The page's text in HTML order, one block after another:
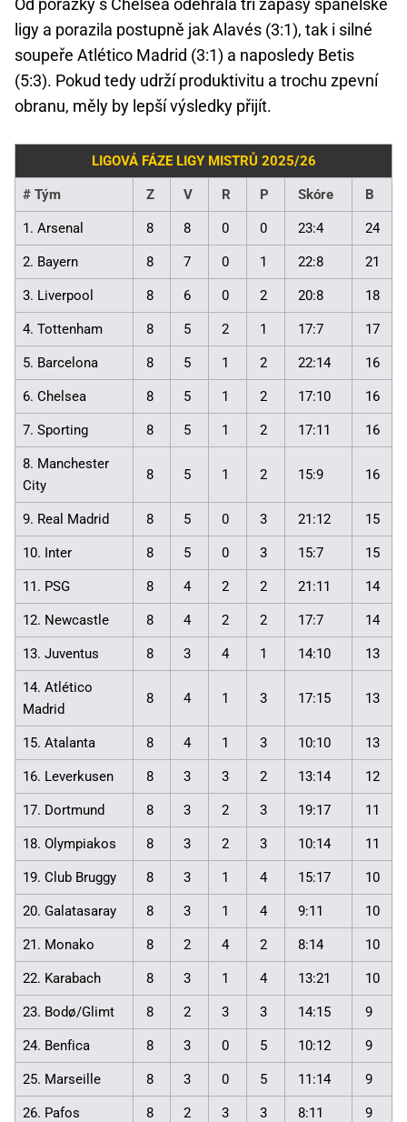
Od porážky s Chelsea odehrála tři zápasy španělské
ligy a porazila postupně jak Alavés (3:1), tak i silné
soupeře Atlético Madrid (3:1) a naposledy Betis
(5:3). Pokud tedy udrží produktivitu a trochu zpevní
obranu, měly by lepší výsledky přijít.
LIGOVÁ FÁZE LIGY MISTRŮ 2025/26
# Tým Z V R P Skóre B
1. Arsenal 8 8 0 0 23:4 24
2. Bayern 8 7 0 1 22:8 21
3. Liverpool 8 6 0 2 20:8 18
4. Tottenham 8 5 2 1 17:7 17
5. Barcelona 8 5 1 2 22:14 16
6. Chelsea 8 5 1 2 17:10 16
7. Sporting 8 5 1 2 17:11 16
8. Manchester
City
8 5 1 2 15:9 16
9. Real Madrid 8 5 0 3 21:12 15
10. Inter 8 5 0 3 15:7 15
11. PSG 8 4 2 2 21:11 14
12. Newcastle 8 4 2 2 17:7 14
13. Juventus 8 3 4 1 14:10 13
14. Atlético
Madrid
8 4 1 3 17:15 13
15. Atalanta 8 4 1 3 10:10 13
16. Leverkusen 8 3 3 2 13:14 12
17. Dortmund 8 3 2 3 19:17 11
18. Olympiakos 8 3 2 3 10:14 11
19. Club Bruggy 8 3 1 4 15:17 10
20. Galatasaray 8 3 1 4 9:11 10
21. Monako 8 2 4 2 8:14 10
22. Karabach 8 3 1 4 13:21 10
23. Bodø/Glimt 8 2 3 3 14:15 9
24. Benfica 8 3 0 5 10:12 9
25. Marseille 8 3 0 5 11:14 9
26. Pafos 8 2 3 3 8:11 9